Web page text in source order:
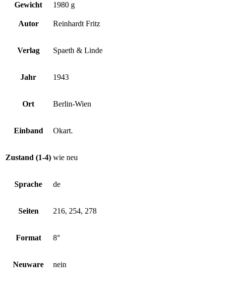
Gewicht 1980 g
Autor Reinhardt Fritz
Verlag Spaeth & Linde
Jahr 1943
Ort Berlin-Wien
Einband Okart.
Zustand (1-4) wie neu
Sprache de
Seiten 216, 254, 278
Format 8°
Neuware nein